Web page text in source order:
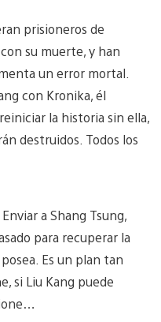
prisioneros de
su muerte, y han
un error mortal.
con Kronika, él
la historia sin ella,
destruidos. Todos los
a Shang Tsung,
para recuperar la
Es un plan tan
si Liu Kang puede